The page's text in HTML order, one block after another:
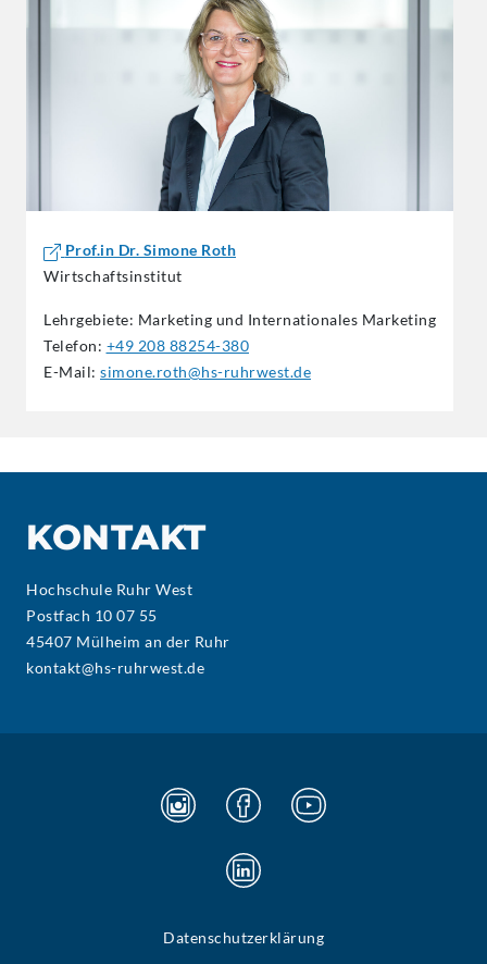
Prof.in Dr. Simone Roth
Wirtschaftsinstitut
Lehrgebiete: Marketing und Internationales Marketing
Telefon: +49 208 88254-380
E-Mail: simone.roth@hs-ruhrwest.de
KONTAKT
Hochschule Ruhr West
Postfach 10 07 55
45407 Mülheim an der Ruhr
kontakt@hs-ruhrwest.de
Datenschutzerklärung